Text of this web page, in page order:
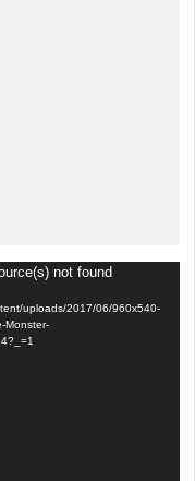
not found
uploads/2017/06/960x540-
Monster-